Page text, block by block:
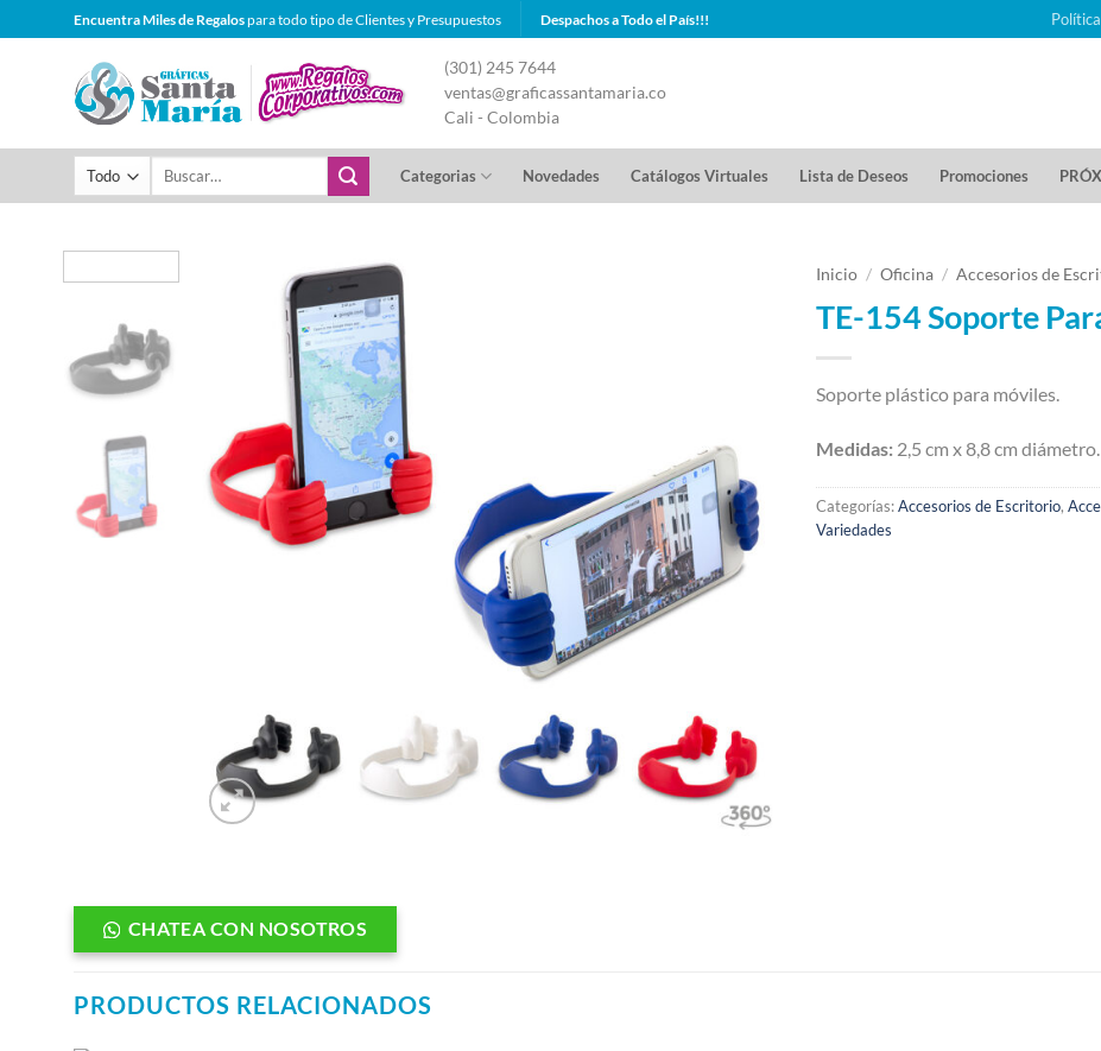
al
contenido
Encuentra Miles de Regalospara todo tipo de Clientes y Presupuestos Despachos a Todo el País!!!
(301) 245 7644
ventas@graficassantamaria.co
Cali - Colombia
Buscar
Categorias Novedades Catálogos Virtuales Lista de Deseos Promociones
Inicio / Oficina / Accesorios de
TE-154 Soporte
Soporte plástico para móviles.
Medidas: 2,5 cm x 8,8 cm diámetro.
Categorías:Accesorios de Escritorio,
Variedades
CHATEA CON NOSOTROS
PRODUCTOS RELACIONADOS